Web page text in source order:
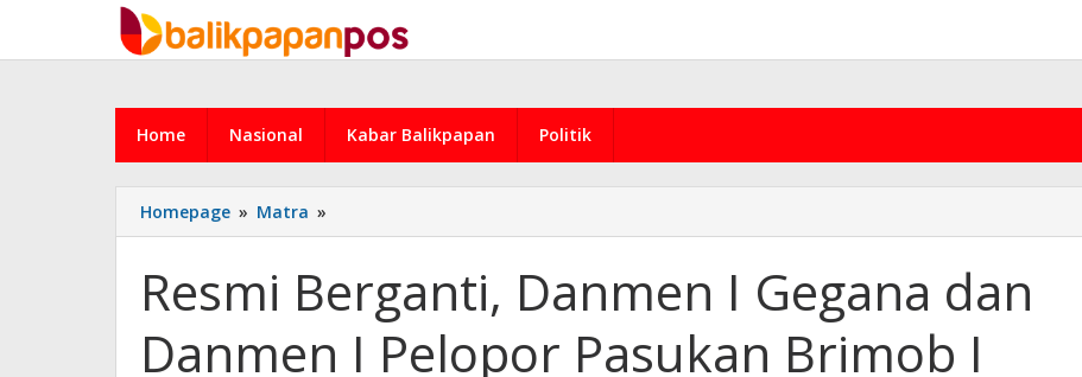
content
Home Nasional Kabar Balikpapan Politik
Homepage » Matra »
Berganti,
I
Gegana
dan
Danmen
Resmi Berganti, Danmen I Gegana dan
Danmen I Pelopor Pasukan Brimob I